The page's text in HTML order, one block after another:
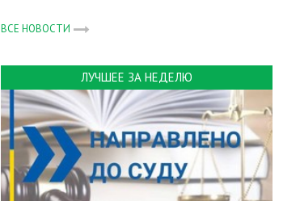
ВСЕ НОВОСТИ
ЛУЧШЕЕ ЗА НЕДЕЛЮ